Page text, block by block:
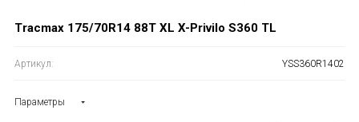
Tracmax 175/70R14 88T XL X-Privilo S360 TL
Артикул: YSS360R1402
Параметры